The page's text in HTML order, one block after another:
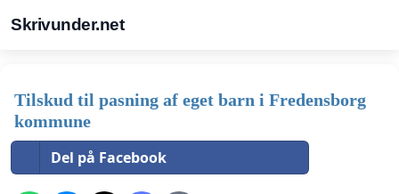
Skrivunder.net
Tilskud til pasning af eget barn i Fredensborg
kommune
Del på Facebook